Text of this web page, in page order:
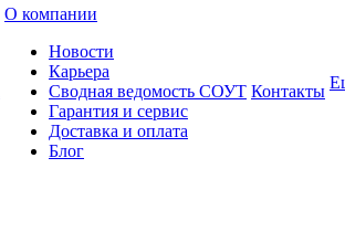
О компании
Новости
Карьера
Сводная ведомость СОУТ
Гарантия и сервис
Доставка и оплата
Блог
Контакты